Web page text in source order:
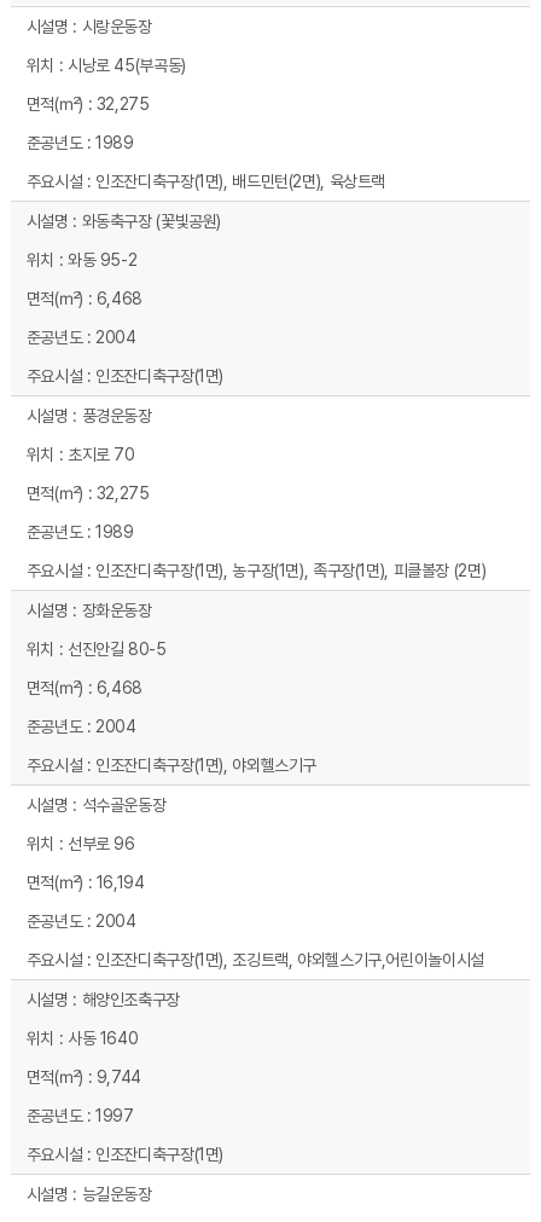
시랑운동장
시낭로 45(부곡동)
32,275
1989
인조잔디축구장(1면), 배드민턴(2면), 육상트랙
와동축구장 (꽃빛공원)
와동 95-2
6,468
2004
인조잔디축구장(1면)
풍경운동장
초지로 70
32,275
1989
인조잔디축구장(1면), 농구장(1면), 족구장(1면), 피클볼장 (2면)
장화운동장
선진안길 80-5
6,468
2004
인조잔디축구장(1면), 야외헬스기구
석수골운동장
선부로 96
16,194
2004
인조잔디축구장(1면), 조깅트랙, 야외헬스기구,어린이놀이시설
해양인조축구장
사동 1640
9,744
1997
인조잔디축구장(1면)
능길운동장